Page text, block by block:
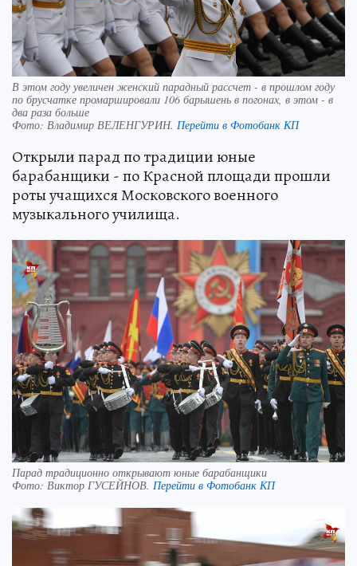
В этом году увеличен женский парадный рассчет - в прошлом году
по брусчатке промаршировали 106 барышень в погонах, в этом - в
два раза больше
Фото: Владимир ВЕЛЕНГУРИН. Перейти в Фотобанк КП
Открыли парад по традиции юные
барабанщики - по Красной площади прошли
роты учащихся Московского военного
музыкального училища.
Парад традиционно открывают юные барабанщики
Фото: Виктор ГУСЕЙНОВ. Перейти в Фотобанк КП